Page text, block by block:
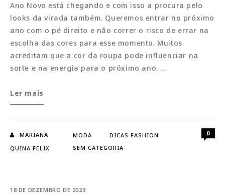
Ano Novo está chegando e com isso a procura pelo
looks da virada também. Queremos entrar no próximo
ano com o pé direito e não correr o risco de errar na
escolha das cores para esse momento. Muitos
acreditam que a cor da roupa pode influenciar na
sorte e na energia para o próximo ano. …
Ano
Novo:
o
Ler mais
MARIANA
QUINA FELIX
MODA
DICAS FASHION
SEM CATEGORIA
0
18 DE DEZEMBRO DE 2023